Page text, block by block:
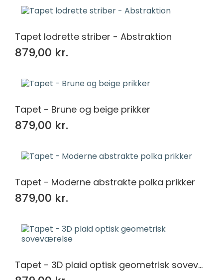
Tapet lodrette striber - Abstraktion
879,00 kr.
Tapet - Brune og beige prikker
879,00 kr.
Tapet - Moderne abstrakte polka prikker
879,00 kr.
Tapet - 3D plaid optisk geometrisk soveværelse